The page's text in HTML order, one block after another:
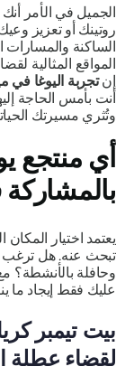
الجميل في الأمر
روتينك أو تعزيز
الساكنة والمسارات
المواقع المثالية
إنتجربة اليوغا في
أنت بأمس الحاجة
وتُثري مسيرتك
أي منتجع
بالمشاركة
يعتمد اختيار
تبحث عنه. هل ترغب
وحافلة بالأنشطة؟
عليك فقط إيجاد ما
بيت تيمبر
لقضاء عطلة